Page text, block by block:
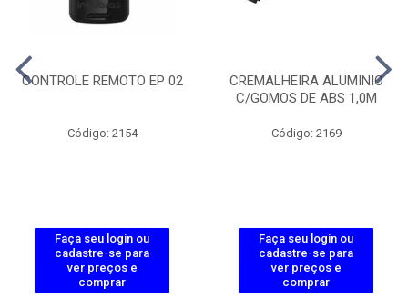
CONTROLE REMOTO EP 02
Código: 2154
Faça seu login ou
cadastre-se para
ver preços e
comprar
CREMALHEIRA ALUMINIO
C/GOMOS DE ABS 1,0M
Código: 2169
Faça seu login ou
cadastre-se para
ver preços e
comprar